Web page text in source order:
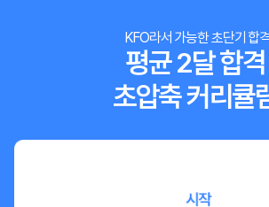
KFO라서 가능한 초단기 합
평균 2달 합격
초압축 커리큘